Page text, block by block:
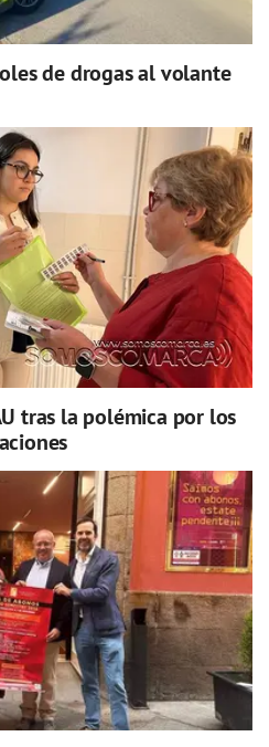
de drogas al volante
tras la polémica por los